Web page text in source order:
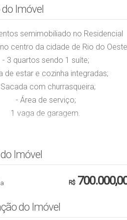
Imóvel
semimobiliado no Residencial
centro da cidade de Rio do
- 3 quartos sendo 1 suíte;
de estar e cozinha integradas;
com churrasqueira;
- Área de serviço;
1 vaga de garagem.
B Área privativa com 96 m² R$
(3 quartos, sendo 1 suíte);
sujeito a alteração sem aviso
Imóvel
R$
do Imóvel